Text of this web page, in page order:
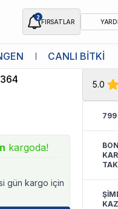
2
FIRSATLAR
CANLI BİTKİ
H
kargoda!
gün kargo için
★
5.0
799